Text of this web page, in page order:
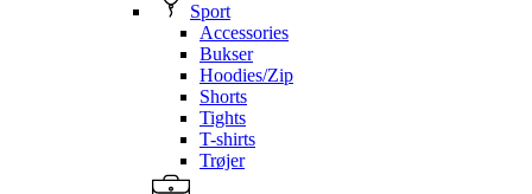
Sport
Accessories
Bukser
Hoodies/Zip
Shorts
Tights
T-shirts
Trøjer